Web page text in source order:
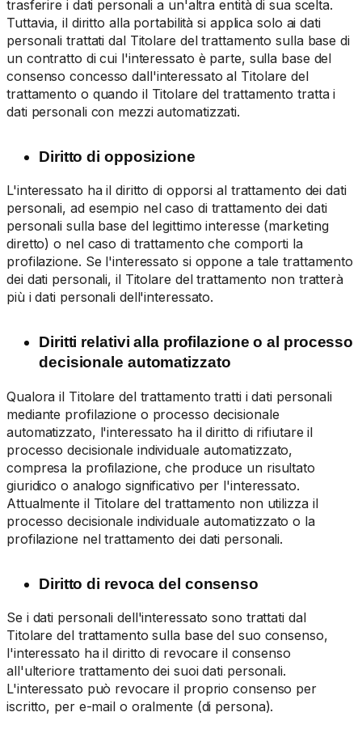
trasferire i dati personali a un'altra entità di sua scelta.
Tuttavia, il diritto alla portabilità si applica solo ai dati
personali trattati dal Titolare del trattamento sulla base di
un contratto di cui l'interessato è parte, sulla base del
consenso concesso dall'interessato al Titolare del
trattamento o quando il Titolare del trattamento tratta i
dati personali con mezzi automatizzati.
Diritto di opposizione
L'interessato ha il diritto di opporsi al trattamento dei dati
personali, ad esempio nel caso di trattamento dei dati
personali sulla base del legittimo interesse (marketing
diretto) o nel caso di trattamento che comporti la
profilazione. Se l'interessato si oppone a tale trattamento
dei dati personali, il Titolare del trattamento non tratterà
più i dati personali dell'interessato.
Diritti relativi alla profilazione o al processo
decisionale automatizzato
Qualora il Titolare del trattamento tratti i dati personali
mediante profilazione o processo decisionale
automatizzato, l'interessato ha il diritto di rifiutare il
processo decisionale individuale automatizzato,
compresa la profilazione, che produce un risultato
giuridico o analogo significativo per l'interessato.
Attualmente il Titolare del trattamento non utilizza il
processo decisionale individuale automatizzato o la
profilazione nel trattamento dei dati personali.
Diritto di revoca del consenso
Se i dati personali dell'interessato sono trattati dal
Titolare del trattamento sulla base del suo consenso,
l'interessato ha il diritto di revocare il consenso
all'ulteriore trattamento dei suoi dati personali.
L'interessato può revocare il proprio consenso per
iscritto, per e-mail o oralmente (di persona).